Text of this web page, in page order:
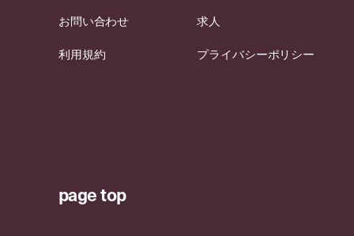
お問い合わせ 求人
利用規約 プライバシーポリシー
page top